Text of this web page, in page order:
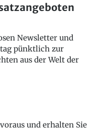
Newsletter und
pünktlich zur
aus der Welt der
und erhalten Sie